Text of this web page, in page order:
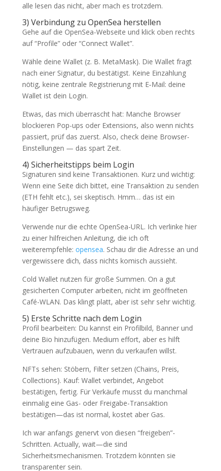
alle lesen das nicht, aber mach es trotzdem.
3) Verbindung zu OpenSea herstellen
Gehe auf die OpenSea-Webseite und klick oben rechts
auf “Profile” oder “Connect Wallet”.
Wähle deine Wallet (z. B. MetaMask). Die Wallet fragt
nach einer Signatur, du bestätigst. Keine Einzahlung
nötig, keine zentrale Registrierung mit E‑Mail: deine
Wallet ist dein Login.
Etwas, das mich überrascht hat: Manche Browser
blockieren Pop-ups oder Extensions, also wenn nichts
passiert, prüf das zuerst. Also, check deine Browser-
Einstellungen — das spart Zeit.
4) Sicherheitstipps beim Login
Signaturen sind keine Transaktionen. Kurz und wichtig:
Wenn eine Seite dich bittet, eine Transaktion zu senden
(ETH fehlt etc.), sei skeptisch. Hmm… das ist ein
häufiger Betrugsweg.
Verwende nur die echte OpenSea-URL. Ich verlinke hier
zu einer hilfreichen Anleitung, die ich oft
weiterempfehle: opensea. Schau dir die Adresse an und
vergewissere dich, dass nichts komisch aussieht.
Cold Wallet nutzen für große Summen. On a gut
gesicherten Computer arbeiten, nicht im geöffneten
Café-WLAN. Das klingt platt, aber ist sehr sehr wichtig.
5) Erste Schritte nach dem Login
Profil bearbeiten: Du kannst ein Profilbild, Banner und
deine Bio hinzufügen. Medium effort, aber es hilft
Vertrauen aufzubauen, wenn du verkaufen willst.
NFTs sehen: Stöbern, Filter setzen (Chains, Preis,
Collections). Kauf: Wallet verbindet, Angebot
bestätigen, fertig. Für Verkäufe musst du manchmal
einmalig eine Gas- oder Freigabe-Transaktion
bestätigen—das ist normal, kostet aber Gas.
Ich war anfangs genervt von diesen “freigeben”-
Schritten. Actually, wait—die sind
Sicherheitsmechanismen. Trotzdem könnten sie
transparenter sein.